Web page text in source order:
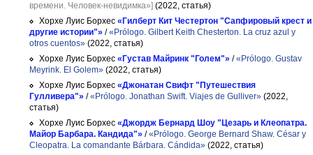
времени. Человек-невидимка»] (2022, статья)
Хорхе Луис Борхес «Гилберт Кит Честертон "Сапфировый крест и
другие истории"» /«Prólogo. Gilbert Keith Chesterton. La cruz azul y
otros cuentos» (2022, статья)
Хорхе Луис Борхес «Густав Майринк "Голем"» /«Prólogo. Gustav
Meyrink. El Golem» (2022, статья)
Хорхе Луис Борхес «Джонатан Свифт "Путешествия
Гулливера"» /«Prólogo. Jonathan Swift. Viajes de Gulliver» (2022,
статья)
Хорхе Луис Борхес «Джордж Бернард Шоу "Цезарь и Клеопатра.
Майор Барбара. Кандида"» /«Prólogo. George Bernard Shaw. César y
Cleopatra. La comandante Bárbara. Cándida» (2022, статья)